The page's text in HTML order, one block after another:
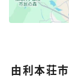
由利本荘